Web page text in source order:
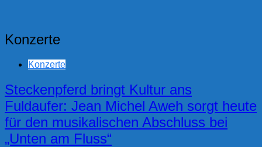
Konzerte
Konzerte
Steckenpferd bringt Kultur ans
Fuldaufer: Jean Michel Aweh sorgt heute
für den musikalischen Abschluss bei
„Unten am Fluss“